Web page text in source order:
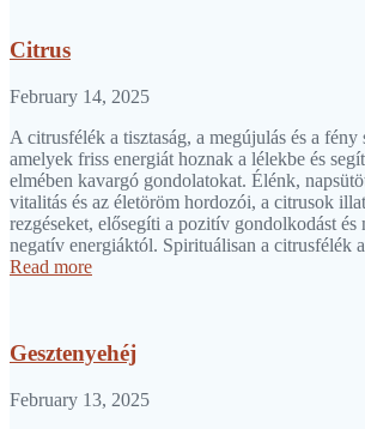
Citrus
February 14, 2025
A citrusfélék a tisztaság, a megújulás és a fény
amelyek friss energiát hoznak a lélekbe és
elmében kavargó gondolatokat. Élénk,
vitalitás és az életöröm hordozói, a citrusok
rezgéseket, elősegíti a pozitív gondolkodást és
negatív energiáktól. Spirituálisan a citrusfélék
Read more
Gesztenyehéj
February 13, 2025